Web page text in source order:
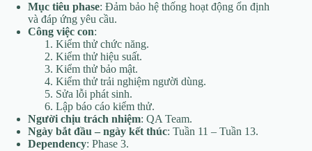
Mục tiêu phase: Đảm bảo hệ thống hoạt động ổn định
và đáp ứng yêu cầu.
Công việc con:
Kiểm thử chức năng.
Kiểm thử hiệu suất.
Kiểm thử bảo mật.
Kiểm thử trải nghiệm người dùng.
Sửa lỗi phát sinh.
Lập báo cáo kiểm thử.
Người chịu trách nhiệm: QA Team.
Ngày bắt đầu – ngày kết thúc: Tuần 11 – Tuần 13.
Dependency: Phase 3.